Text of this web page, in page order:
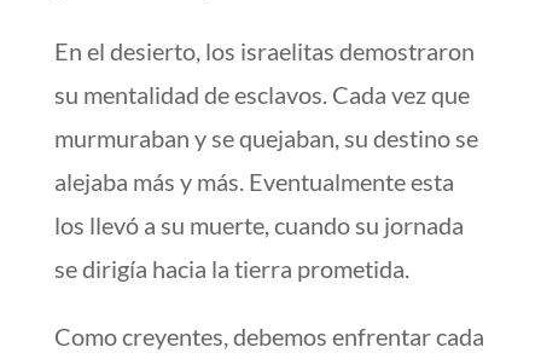
En el desierto, los israelitas demostraron
su mentalidad de esclavos. Cada vez que
murmuraban y se quejaban, su destino se
alejaba más y más. Eventualmente esta
los llevó a su muerte, cuando su jornada
se dirigía hacia la tierra prometida.
Como creyentes, debemos enfrentar cada